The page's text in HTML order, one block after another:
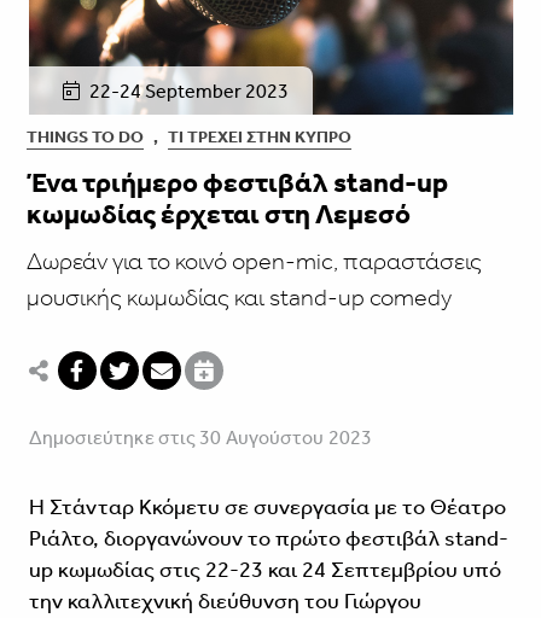
22-24 September 2023
THINGS TO DO , ΤΙ ΤΡΈΧΕΙ ΣΤΗΝ ΚΎΠΡΟ
Ένα τριήμερο φεστιβάλ stand-up
κωμωδίας έρχεται στη Λεμεσό
Δωρεάν για το κοινό open-mic, παραστάσεις
μουσικής κωμωδίας και stand-up comedy
Δημοσιεύτηκε στις 30 Αυγούστου 2023
Η Στάνταρ Κκόμετυ σε συνεργασία με το Θέατρο
Ριάλτο, διοργανώνουν το πρώτο φεστιβάλ stand-
up κωμωδίας στις 22-23 και 24 Σεπτεμβρίου υπό
την καλλιτεχνική διεύθυνση του Γιώργου